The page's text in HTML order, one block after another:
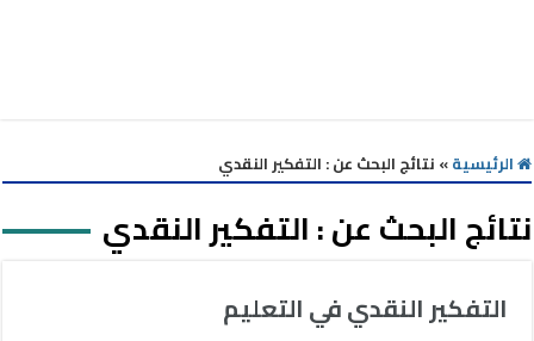
الرئيسية» نتائج البحث عن : التفكير النقدي
نتائج البحث عن :التفكير النقدي
التفكير النقدي في التعليم